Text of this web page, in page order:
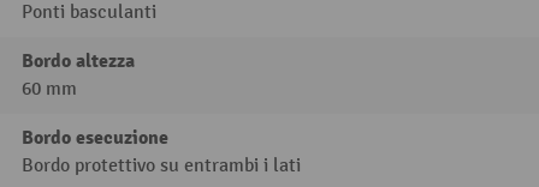
Ponti basculanti
Bordo altezza
60 mm
Bordo esecuzione
Bordo protettivo su entrambi i lati